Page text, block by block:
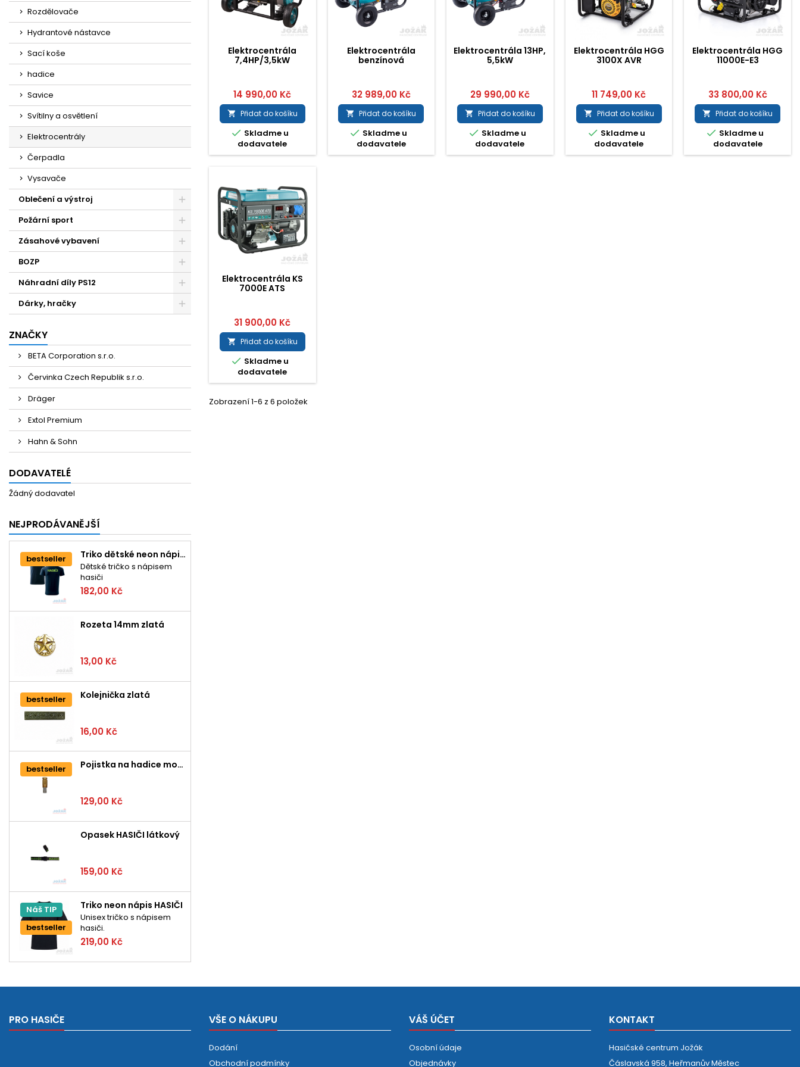
Rozdělovače
Hydrantové nástavce
Sací koše
hadice
Savice
Svítilny a osvětlení
Elektrocentrály
Čerpadla
Vysavače
Oblečení a výstroj
Požární sport
Zásahové vybavení
BOZP
Náhradní díly PS12
Dárky, hračky
ZNAČKY
BETA Corporation s.r.o.
Červinka Czech Republik s.r.o.
Dräger
Extol Premium
Hahn & Sohn
DODAVATELÉ
Žádný dodavatel
NEJPRODÁVANĚJŠÍ
bestseller Triko dětské neon nápis HASIČI
Dětské tričko s nápisem
hasiči
182,00 Kč
Rozeta 14mm zlatá
13,00 Kč
bestseller Kolejnička zlatá
16,00 Kč
bestseller Pojistka na hadice mosazná
129,00 Kč
Opasek HASIČI látkový
159,00 Kč
Náš TIP
bestseller
Triko neon nápis HASIČI
Unisex tričko s nápisem
hasiči.
219,00 Kč
Elektrocentrála
7,4HP/3,5kW
14 990,00 Kč
 Přidat do košíku
 Skladme u
dodavatele
Elektrocentrála
benzínová
32 989,00 Kč
 Přidat do košíku
 Skladme u
dodavatele
Elektrocentrála 13HP,
5,5kW
29 990,00 Kč
 Přidat do košíku
 Skladme u
dodavatele
Elektrocentrála HGG
3100X AVR
11 749,00 Kč
 Přidat do košíku
 Skladme u
dodavatele
Elektrocentrála HGG
11000E-E3
33 800,00 Kč
 Přidat do košíku
 Skladme u
dodavatele
Elektrocentrála KS
7000E ATS
31 900,00 Kč
 Přidat do košíku
 Skladme u
dodavatele
Zobrazení 1-6 z 6 položek
PRO HASIČE VŠE O NÁKUPU
Dodání
Obchodní podmínky
VÁŠ ÚČET
Osobní údaje
Objednávky
KONTAKT
Hasičské centrum Jožák
Čáslavská 958, Heřmanův Městec